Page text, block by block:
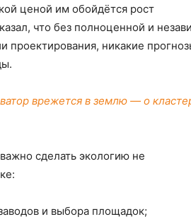
ценой им обойдётся рост
что без полноценной и
никакие
врежется в землю — о
сделать экологию не
и выбора площадок;